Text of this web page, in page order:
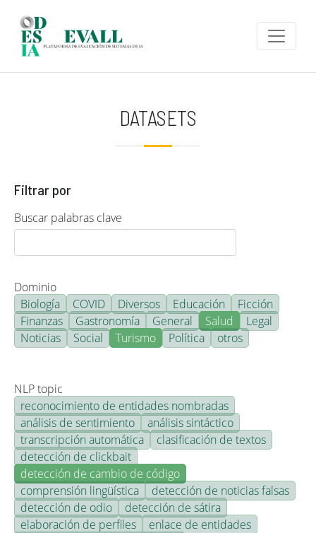
DATASETS
Filtrar por
Buscar palabras clave
Dominio
Biología
COVID Diversos Educación
Ficción
Finanzas
Gastronomía General Salud
Legal
Noticias
Social Turismo Política otros
NLP topic
reconocimiento de entidades nombradas
análisis de sentimiento
análisis sintáctico
transcripción automática
clasificación de textos
detección de clickbait
detección de cambio de código
comprensión lingüística
detección de noticias falsas
detección de odio
detección de sátira
elaboración de perfiles
enlace de entidades